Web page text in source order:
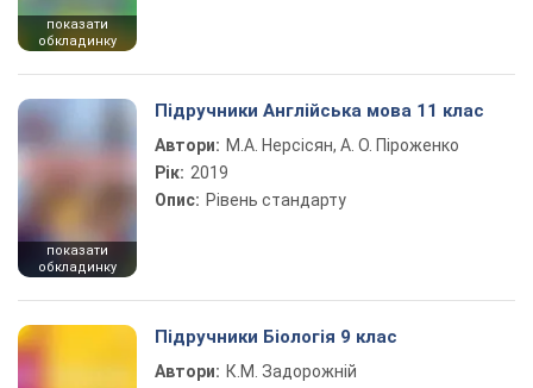
показати
обкладинку
показати
обкладинку
Підручники Англійська мова 11 клас
Автори: М.А. Нерсісян, А. О. Піроженко
Рік: 2019
Опис: Рівень стандарту
Підручники Біологія 9 клас
Автори: К.М. Задорожній